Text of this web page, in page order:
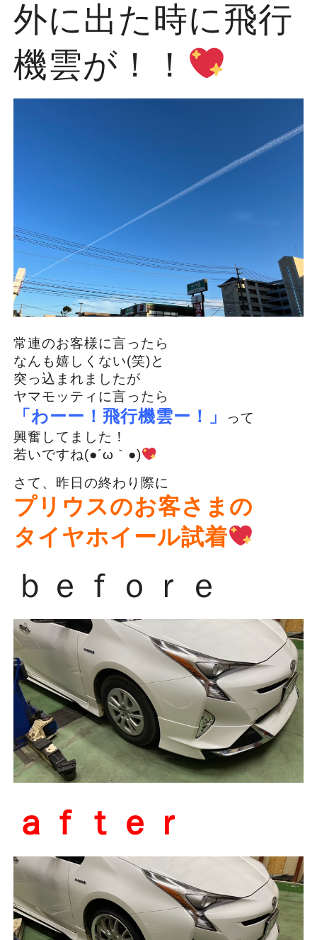
外に出た時に飛行
機雲が！！
常連のお客様に言ったら
なんも嬉しくない(笑)と
突っ込まれましたが
ヤマモッティに言ったら
「わーー！飛行機雲ー！」
って
興奮してました！
若いですね(●´ω｀●)
さて、昨日の終わり際に
プリウスのお客さまの
タイヤホイール試着
ｂｅｆｏｒｅ
ａｆｔｅｒ